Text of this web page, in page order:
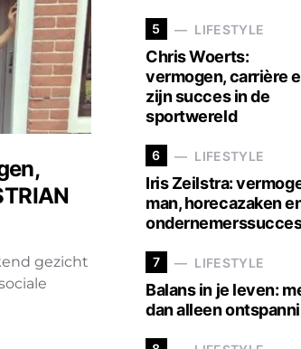
gezicht
5 LIFESTYLE
Chris Woerts:
vermogen, carrière
zijn succes in de
sportwereld
6 LIFESTYLE
Iris Zeilstra:
man, horecazaken
7 LIFESTYLE
Balans in je leven:
dan alleen